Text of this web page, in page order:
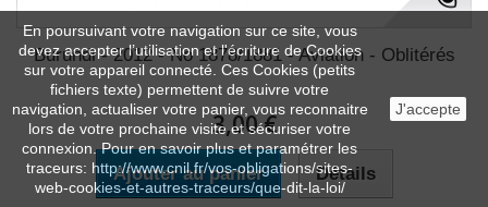
Burundi - 2012 - No 1878/1881 - Aviation - Oblitérés
3,00 €
Ajouter au panier Détails
En poursuivant votre navigation sur ce site, vous
devez accepter l’utilisation et l'écriture de Cookies
sur votre appareil connecté. Ces Cookies (petits
fichiers texte) permettent de suivre votre
navigation, actualiser votre panier, vous reconnaitre
lors de votre prochaine visite et sécuriser votre
connexion. Pour en savoir plus et paramétrer les
traceurs: http://www.cnil.fr/vos-obligations/sites-
web-cookies-et-autres-traceurs/que-dit-la-loi/
J'accepte